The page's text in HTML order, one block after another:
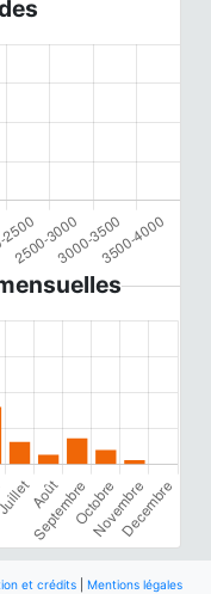
et crédits| Mentions légales